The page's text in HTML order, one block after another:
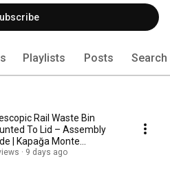
10.000m2 açık alana sahip fabrika
ile kaliteden ödün vermeden üretime
Playlists Posts Search
Rail Waste Bin
To Lid – Assembly
| Kapağa Monte
Raylı Çöp Kovası
9 days ago